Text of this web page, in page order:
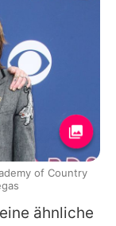
ähnliche
of Country